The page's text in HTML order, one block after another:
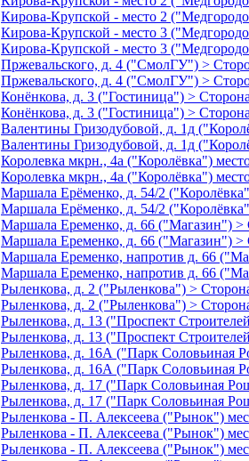
Кирова-Крупской - место 2
Кирова-Крупской - место 3
Кирова-Крупской - место 3
Пржевальского, д. 4 ("СмолГУ") >
Пржевальского, д. 4 ("СмолГУ") >
Конёнкова, д. 3 ("Гостиница") >
Конёнкова, д. 3 ("Гостиница") >
Валентины Гризодубовой, д. 1д
Валентины Гризодубовой, д. 1д
Королевка мкрн., 4а ("Королёвка")
Королевка мкрн., 4а ("Королёвка")
Маршала Ерёменко, д. 54/2
Маршала Ерёменко, д. 54/2
Маршала Еременко, д. 66 ("Магазин") >
Маршала Еременко, д. 66 ("Магазин") >
Маршала Еременко, напротив д. 66
Маршала Еременко, напротив д. 66
Рыленкова, д. 2 ("Рыленкова") >
Рыленкова, д. 2 ("Рыленкова") >
Рыленкова, д. 13 ("Проспект
Рыленкова, д. 13 ("Проспект
Рыленкова, д. 16А ("Парк Соловьиная
Рыленкова, д. 16А ("Парк Соловьиная
Рыленкова, д. 17 ("Парк Соловьиная
Рыленкова, д. 17 ("Парк Соловьиная
Рыленкова - П. Алексеева ("Рынок")
Рыленкова - П. Алексеева ("Рынок")
Рыленкова - П. Алексеева ("Рынок")